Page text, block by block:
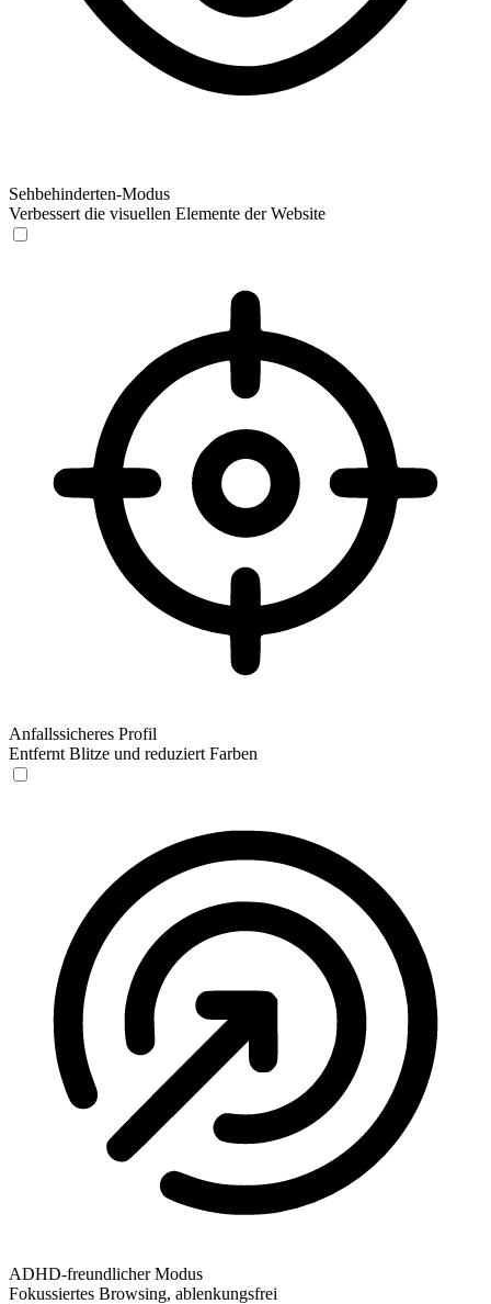
Sehbehinderten-Modus
Verbessert die visuellen Elemente der Website
Anfallssicheres Profil
Entfernt Blitze und reduziert Farben
ADHD-freundlicher Modus
Fokussiertes Browsing, ablenkungsfrei